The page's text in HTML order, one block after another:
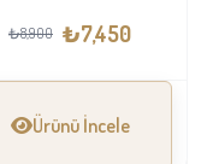
₺8,900 ₺7,450
Ürünü İncele